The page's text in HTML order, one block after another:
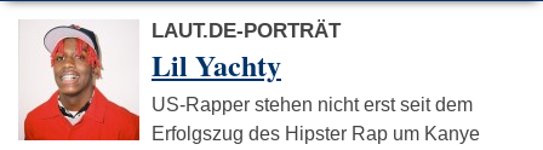
LAUT.DE-PORTRÄT
Lil Yachty
US-Rapper stehen nicht erst seit dem
Erfolgszug des Hipster Rap um Kanye